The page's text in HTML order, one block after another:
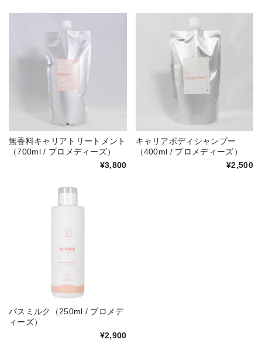
無香料キャリアトリートメント
（700ml / プロメディーズ）
¥3,800
キャリアボディシャンプー
（400ml / プロメディーズ）
¥2,500
バスミルク（250ml / プロメデ
ィーズ）
¥2,900